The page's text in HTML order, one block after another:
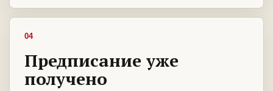
04
Предписание уже
получено